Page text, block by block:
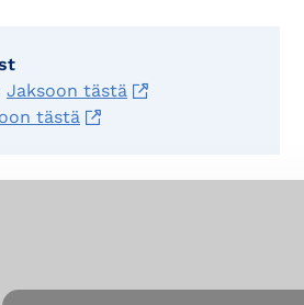
Jaksoon tästä
tästä